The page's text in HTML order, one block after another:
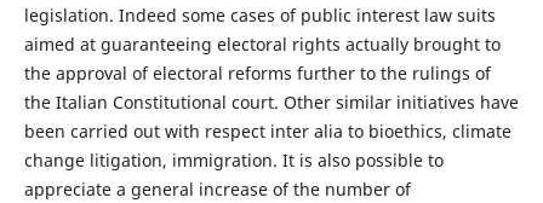
legislation. Indeed some cases of public interest law suits
aimed at guaranteeing electoral rights actually brought to
the approval of electoral reforms further to the rulings of
the Italian Constitutional court. Other similar initiatives have
been carried out with respect inter alia to bioethics, climate
change litigation, immigration. It is also possible to
appreciate a general increase of the number of